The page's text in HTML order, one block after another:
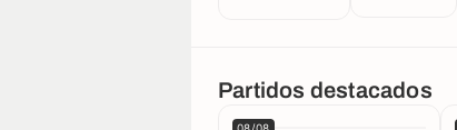
Partidos destacados